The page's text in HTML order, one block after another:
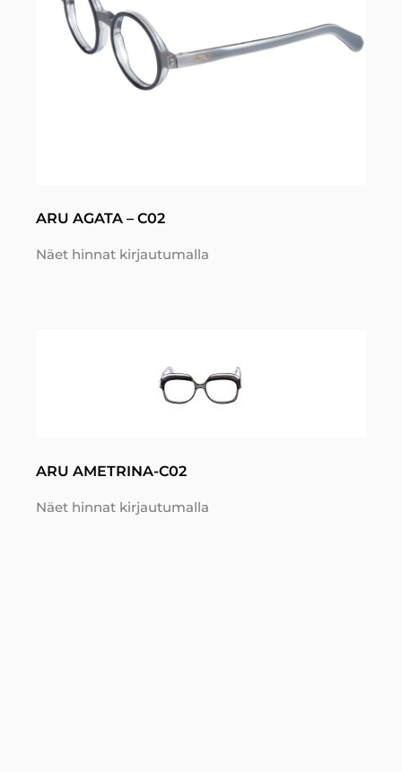
ARU AGATA – C02
Näet hinnat kirjautumalla
ARU AMETRINA-C02
Näet hinnat kirjautumalla